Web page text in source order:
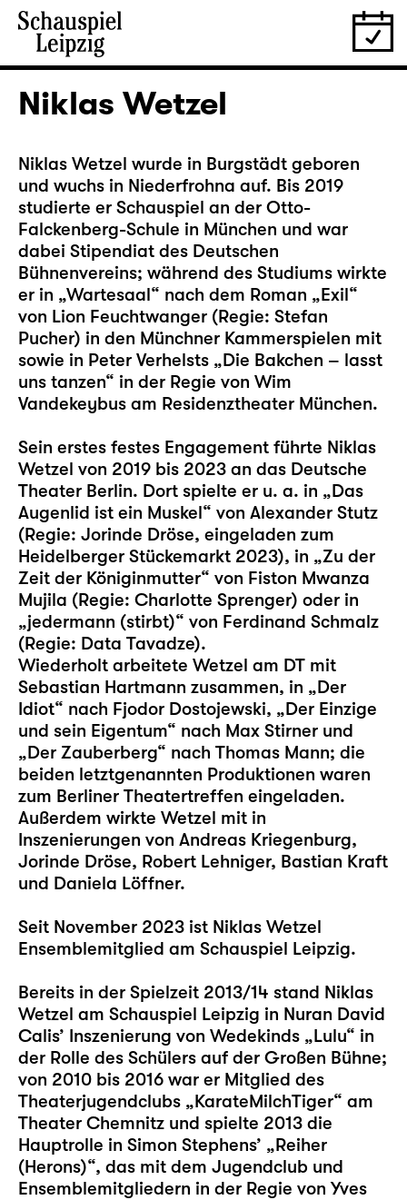
Niklas Wetzel
Niklas Wetzel wurde in Burgstädt geboren
und wuchs in Niederfrohna auf. Bis 2019
studierte er Schauspiel an der Otto-
Falckenberg-Schule in München und war
dabei Stipendiat des Deutschen
Bühnenvereins; während des Studiums wirkte
er in „Wartesaal“ nach dem Roman „Exil“
von Lion Feuchtwanger (Regie: Stefan
Pucher) in den Münchner Kammerspielen mit
sowie in Peter Verhelsts „Die Bakchen – lasst
uns tanzen“ in der Regie von Wim
Vandekeybus am Residenztheater München.
Sein erstes festes Engagement führte Niklas
Wetzel von 2019 bis 2023 an das Deutsche
Theater Berlin. Dort spielte er u. a. in „Das
Augenlid ist ein Muskel“ von Alexander Stutz
(Regie: Jorinde Dröse, eingeladen zum
Heidelberger Stückemarkt 2023), in „Zu der
Zeit der Königinmutter“ von Fiston Mwanza
Mujila (Regie: Charlotte Sprenger) oder in
„jedermann (stirbt)“ von Ferdinand Schmalz
(Regie: Data Tavadze).
Wiederholt arbeitete Wetzel am DT mit
Sebastian Hartmann zusammen, in „Der
Idiot“ nach Fjodor Dostojewski, „Der Einzige
und sein Eigentum“ nach Max Stirner und
„Der Zauberberg“ nach Thomas Mann; die
beiden letztgenannten Produktionen waren
zum Berliner Theatertreffen eingeladen.
Außerdem wirkte Wetzel mit in
Inszenierungen von Andreas Kriegenburg,
Jorinde Dröse, Robert Lehniger, Bastian Kraft
und Daniela Löffner.
Seit November 2023 ist Niklas Wetzel
Ensemblemitglied am Schauspiel Leipzig.
Bereits in der Spielzeit 2013/14 stand Niklas
Wetzel am Schauspiel Leipzig in Nuran David
Calis’ Inszenierung von Wedekinds „Lulu“ in
der Rolle des Schülers auf der Großen Bühne;
von 2010 bis 2016 war er Mitglied des
Theaterjugendclubs „KarateMilchTiger“ am
Theater Chemnitz und spielte 2013 die
Hauptrolle in Simon Stephens’ „Reiher
(Herons)“, das mit dem Jugendclub und
Ensemblemitgliedern in der Regie von Yves